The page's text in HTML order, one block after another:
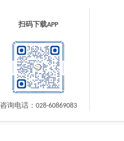
扫码下载APP
咨询电话：028-60869083